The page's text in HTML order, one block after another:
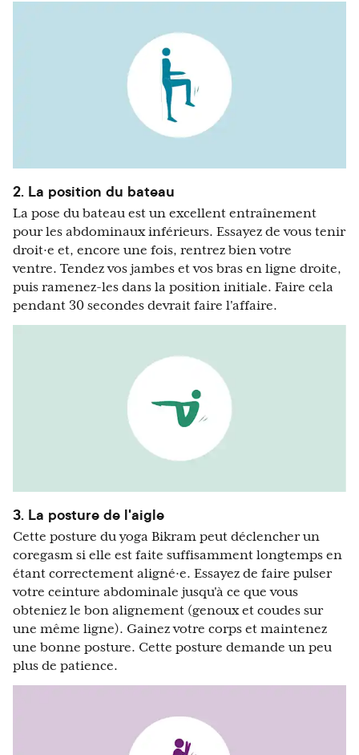
2. La position du bateau
La pose du bateau est un excellent entraînement
pour les abdominaux inférieurs. Essayez de vous tenir
droit·e et, encore une fois, rentrez bien votre
ventre. Tendez vos jambes et vos bras en ligne droite,
puis ramenez-les dans la position initiale. Faire cela
pendant 30 secondes devrait faire l'affaire.
3. La posture de l'aigle
Cette posture du yoga Bikram peut déclencher un
coregasm si elle est faite suffisamment longtemps en
étant correctement aligné·e. Essayez de faire pulser
votre ceinture abdominale jusqu'à ce que vous
obteniez le bon alignement (genoux et coudes sur
une même ligne). Gainez votre corps et maintenez
une bonne posture. Cette posture demande un peu
plus de patience.